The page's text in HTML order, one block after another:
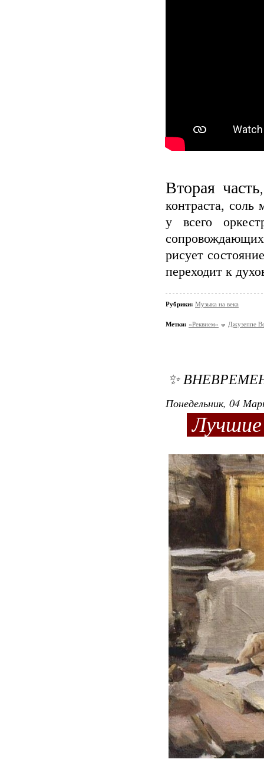
Вторая часть
контраста,
у всего
рисует
переходит к
Рубрики: Музыка на века
Метки: «Реквием» Джузеппе
✨
Понедельник, 04
Лучшие